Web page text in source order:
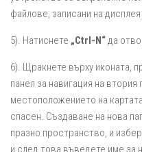
файлове, записани на
5). Натиснете „Ctrl-N“да
6). Щракнете върху иконата,
панел за навигация на
местоположението на
спасен. Създаване на нова
празно пространство, и
и след това въведете име за